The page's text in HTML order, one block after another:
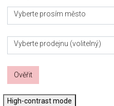
Vyberte prosím město
Vyberte prodejnu (volitelný)
Ověřit
High-contrast mode